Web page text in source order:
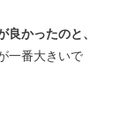
良かったのと、
一番大きいで